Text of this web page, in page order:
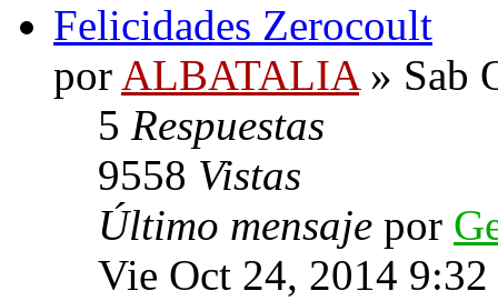
Felicidades Zerocoult
por ALBATALIA» Sab
5 Respuestas
9558 Vistas
Último mensaje por
Vie Oct 24, 2014 9:32